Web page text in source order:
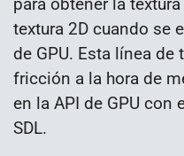
para obtener la
textura 2D cuando se
de GPU. Esta línea
fricción a la hora de
en la API de GPU con
SDL.